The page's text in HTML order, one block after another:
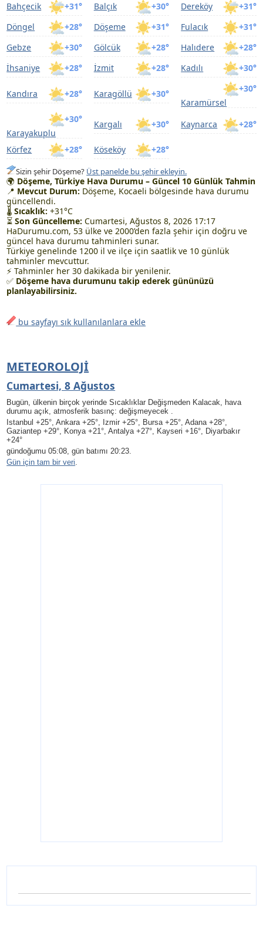
+31°
Bahçecik +30°
Balçık +31°
Dereköy
+28°
Döngel +31°
Döşeme +31°
Fulacık
+30°
Gebze +28°
Gölcük +28°
Halıdere
+28°
İhsaniye +28°
İzmit +30°
Kadılı
+28°
Kandıra +30°
Karagöllü
+30°
Karamürsel
+30°
Karayakuplu
+30°
Kargalı +28°
Kaynarca
+28°
Körfez +28°
Köseköy
Sizin şehir Döşeme? Üst panelde bu şehir ekleyin.
🌍 Döşeme, Türkiye Hava Durumu – Güncel 10 Günlük Tahmin
📍 Mevcut Durum: Döşeme, Kocaeli bölgesinde hava durumu
güncellendi.
🌡Sıcaklık: +31°C
⏳Son Güncelleme: Cumartesi, Ağustos 8, 2026 17:17
HaDurumu.com, 53 ülke ve 2000’den fazla şehir için doğru ve
güncel hava durumu tahminleri sunar.
Türkiye genelinde 1200 il ve ilçe için saatlik ve 10 günlük
tahminler mevcuttur.
⚡ Tahminler her 30 dakikada bir yenilenir.
✅ Döşeme hava durumunu takip ederek gününüzü
planlayabilirsiniz.
bu sayfayı sık kullanılanlara ekle
METEOROLOJI
Cumartesi, 8 Ağustos
Bugün, ülkenin birçok yerinde Sıcaklıklar Değişmeden Kalacak, hava
durumu açık, atmosferik basınç: değişmeyecek .
Istanbul +25°, Ankara +25°, Izmir +25°, Bursa +25°, Adana +28°,
Gaziantep +29°, Konya +21°, Antalya +27°, Kayseri +16°, Diyarbakır
+24°
gündoğumu 05:08, gün batımı 20:23.
Gün için tam bir veri.